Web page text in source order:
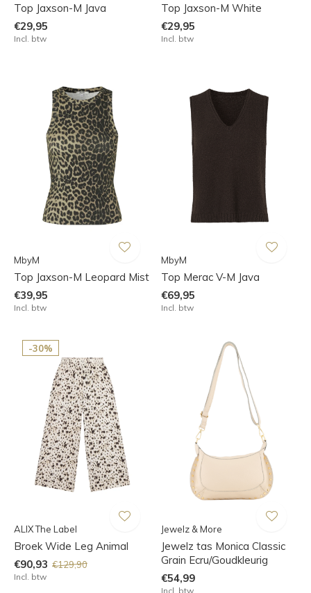
Top Jaxson-M Java
€29,95
Incl. btw
Top Jaxson-M White
€29,95
Incl. btw
MbyM
Top Jaxson-M Leopard Mist
€39,95
Incl. btw
MbyM
Top Merac V-M Java
€69,95
Incl. btw
-30%
ALIX The Label
Broek Wide Leg Animal
€90,93 €129,90
Incl. btw
Jewelz & More
Jewelz tas Monica Classic
Grain Ecru/Goudkleurig
€54,99
Incl. btw